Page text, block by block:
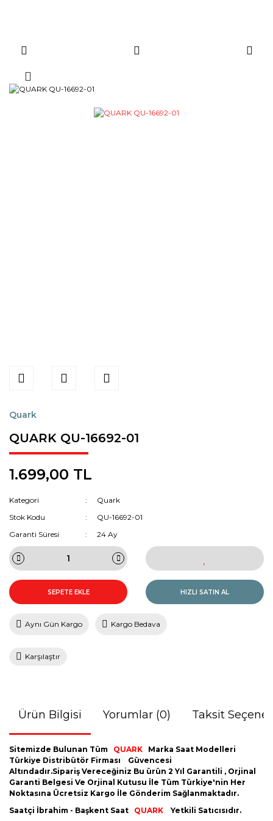
Quark
QUARK QU-16692-01
1.699,00 TL
Kategori
Quark
Stok Kodu
QU-16692-01
Garanti Süresi
24 Ay
SEPETE EKLE HIZLI SATIN AL
Aynı Gün Kargo Kargo Bedava
Karşılaştır
Ürün Bilgisi Yorumlar (0) Taksit
Sitemizde Bulunan Tüm QUARK Marka Saat Modelleri
Türkiye Distribütör Firması
Güvencesi
Altındadır.Sipariş Vereceğiniz Bu ürün 2 Yıl Garantili , Orjinal
Garanti Belgesi Ve Orjinal Kutusu İle Tüm Türkiye'nin Her
Noktasına Ücretsiz Kargo İle Gönderim Sağlanmaktadır.
Saatçi İbrahim - Başkent Saat QUARK Yetkili Satıcısıdır.